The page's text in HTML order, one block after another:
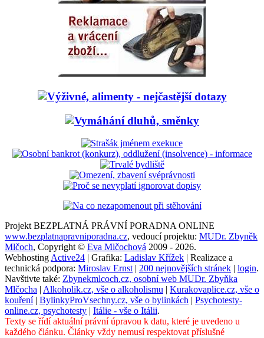
Projekt BEZPLATNÁ PRÁVNÍ PORADNA ONLINE
www.bezplatnapravniporadna.cz, vedoucí projektu: MUDr. Zbyněk
Mlčoch, Copyright © Eva Mlčochová 2009 - 2026.
WebhostingActive24 | Grafika: Ladislav Křížek | Realizace a
technická podpora: Miroslav Ernst| 200 nejnovějších stránek | login.
Navštivte také: Zbynekmlcoch.cz, osobní web MUDr. Zbyňka
Mlčocha | Alkoholik.cz, vše o alkoholismu | Kurakovaplice.cz, vše o
kouření| BylinkyProVsechny.cz, vše o bylinkách | Psychotesty-
online.cz, psychotesty | Itálie - vše o Itálii.
Texty se řídí aktuální právní úpravou k datu, které je uvedeno u
každého článku. Články vždy nemusí respektovat příslušné